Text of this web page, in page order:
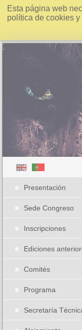
Esta página web
política de cookies
Presentación
Sede Congreso
Inscripciones
Ediciones
Comités
Programa
Secretaría